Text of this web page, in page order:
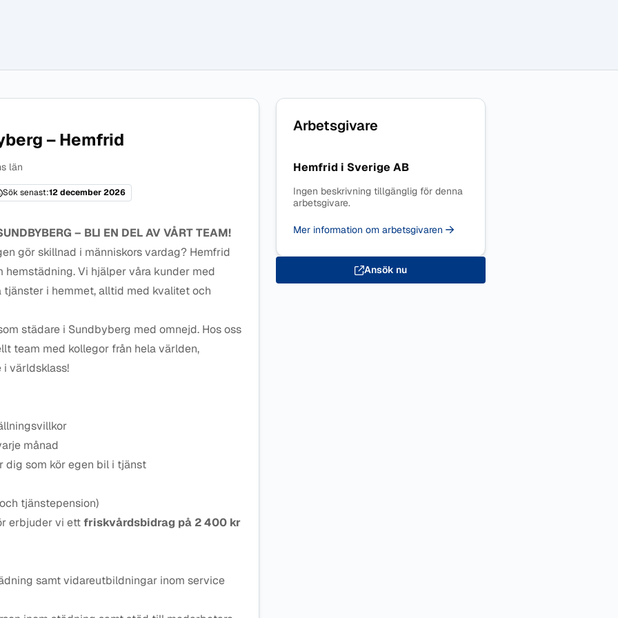
– Hemfrid
län
Sök senast:12 december 2026
– BLI EN DEL AV VÅRT TEAM!
gör skillnad i människors vardag? Hemfrid
Vi hjälper våra kunder med
i hemmet, alltid med kvalitet och
städare i Sundbyberg med omnejd. Hos oss
team med kollegor från hela världen,
världsklass!
månad
dig som kör egen bil i tjänst
tjänstepension)
erbjuder vi ettfriskvårdsbidrag på 2 400 kr
samt vidareutbildningar inom service
Arbetsgivare
Hemfrid i Sverige AB
Ingen beskrivning tillgänglig för denna
arbetsgivare.
Mer information om arbetsgivaren
Ansök nu